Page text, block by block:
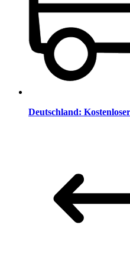
Deutschland: